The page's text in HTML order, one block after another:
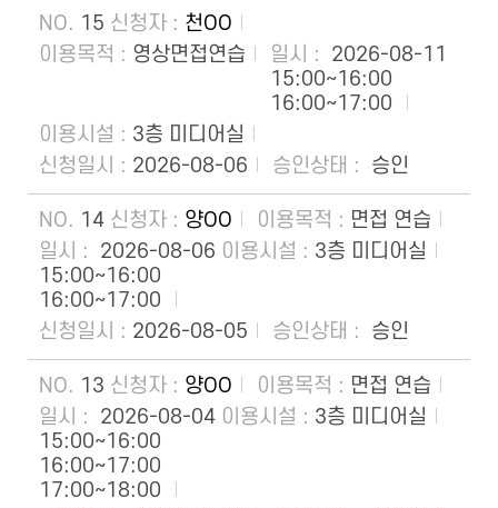
15
천OO
영상면접연습
2026-08-11
15:00~16:00
16:00~17:00
3층 미디어실
2026-08-06
승인
14 양OO
면접 연습
2026-08-06
15:00~16:00
16:00~17:00
3층 미디어실
2026-08-05 승인
13 양OO
면접 연습
2026-08-04
15:00~16:00
16:00~17:00
17:00~18:00
3층 미디어실